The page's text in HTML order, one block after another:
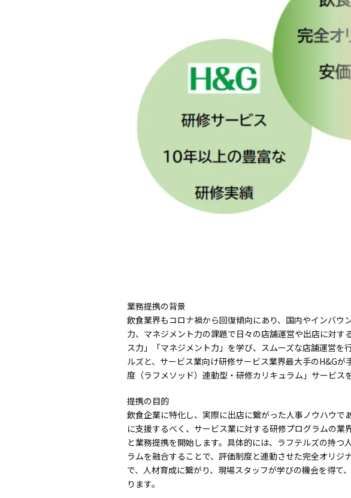
業務提携の背景
飲食業界もコロナ禍から回復傾向にあり、国内やインバ
力、マネジメント力の課題で日々の店舗運営や出店に対
ス力」「マネジメント力」を学び、スムーズな店舗運営
ルズと、サービス業向け研修サービス業界最大手のH&G
度（ラフメソッド）連動型・研修カリキュラム」 サービス
提携の目的
飲食企業に特化し、実際に出店に繋がった人事ノウハウ
に支援するべく、サービス業に対する研修プログラムの
と業務提携を開始します。具体的には、ラフテルズの持
ラムを融合することで、評価制度と連動させた完全オリ
で、人材育成に繋がり、現場スタッフが学びの機会を得
ります。